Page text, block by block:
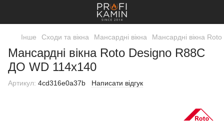
Інше Сходи та вікна Мансардні вікна Мансардні вікна Roto
Мансардні вікна Roto Designo R88С
ДО WD 114х140
Артикул: 4cd316e0a37b Написати відгук